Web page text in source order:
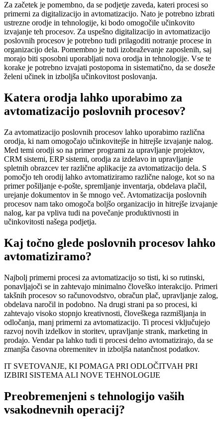
Za začetek je pomembno, da se podjetje zaveda, kateri procesi so
primerni za digitalizacijo in avtomatizacijo. Nato je potrebno izbrati
ustrezne orodje in tehnologije, ki bodo omogočile učinkovito
izvajanje teh procesov. Za uspešno digitalizacijo in avtomatizacijo
poslovnih procesov je potrebno tudi prilagoditi notranje procese in
organizacijo dela. Pomembno je tudi izobraževanje zaposlenih, saj
morajo biti sposobni uporabljati nova orodja in tehnologije. Vse te
korake je potrebno izvajati postopoma in sistematično, da se doseže
želeni učinek in izboljša učinkovitost poslovanja.
Katera orodja lahko uporabimo za
avtomatizacijo poslovnih procesov?
Za avtomatizacijo poslovnih procesov lahko uporabimo različna
orodja, ki nam omogočajo učinkovitejše in hitrejše izvajanje nalog.
Med temi orodji so na primer programi za upravljanje projektov,
CRM sistemi, ERP sistemi, orodja za izdelavo in upravljanje
spletnih obrazcev ter različne aplikacije za avtomatizacijo dela. S
pomočjo teh orodij lahko avtomatiziramo različne naloge, kot so na
primer pošiljanje e-pošte, spremljanje inventarja, obdelava plačil,
urejanje dokumentov in še mnogo več. Avtomatizacija poslovnih
procesov nam tako omogoča boljšo organizacijo in hitrejše izvajanje
nalog, kar pa vpliva tudi na povečanje produktivnosti in
učinkovitosti našega podjetja.
Kaj točno glede poslovnih procesov lahko
avtomatiziramo?
Najbolj primerni procesi za avtomatizacijo so tisti, ki so rutinski,
ponavljajoči se in zahtevajo minimalno človeško interakcijo. Primeri
takšnih procesov so računovodstvo, obračun plač, upravljanje zalog,
obdelava naročil in podobno. Na drugi strani pa so procesi, ki
zahtevajo visoko stopnjo kreativnosti, človeškega razmišljanja in
odločanja, manj primerni za avtomatizacijo. Ti procesi vključujejo
razvoj novih izdelkov in storitev, upravljanje strank, marketing in
prodajo. Vendar pa lahko tudi ti procesi delno avtomatizirajo, da se
zmanjša časovna obremenitev in izboljša natančnost podatkov.
IT SVETOVANJE, KI POMAGA PRI ODLOČITVAH PRI
IZBIRI SISTEMA ALI NOVE TEHNOLOGIJE
Preobremenjeni s tehnologijo vaših
vsakodnevnih operacij?